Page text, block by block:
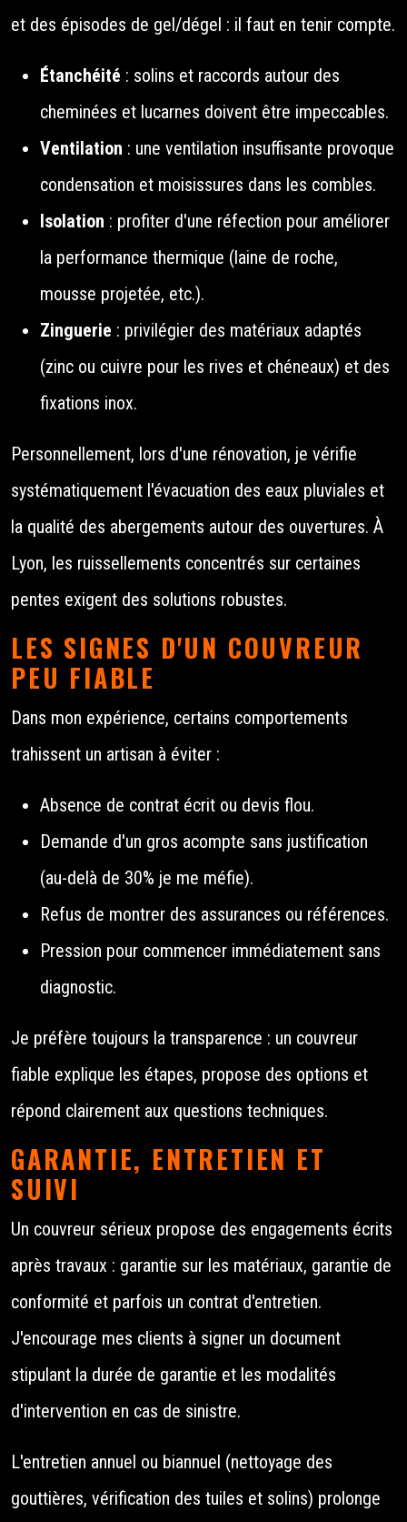
et des épisodes de gel/dégel : il faut en tenir compte.
Étanchéité : solins et raccords autour des
cheminées et lucarnes doivent être impeccables.
Ventilation : une ventilation insuffisante provoque
condensation et moisissures dans les combles.
Isolation : profiter d'une réfection pour améliorer
la performance thermique (laine de roche,
mousse projetée, etc.).
Zinguerie : privilégier des matériaux adaptés
(zinc ou cuivre pour les rives et chéneaux) et des
fixations inox.
Personnellement, lors d'une rénovation, je vérifie
systématiquement l'évacuation des eaux pluviales et
la qualité des abergements autour des ouvertures. À
Lyon, les ruissellements concentrés sur certaines
pentes exigent des solutions robustes.
LES SIGNES D'UN COUVREUR
PEU FIABLE
Dans mon expérience, certains comportements
trahissent un artisan à éviter :
Absence de contrat écrit ou devis flou.
Demande d'un gros acompte sans justification
(au-delà de 30% je me méfie).
Refus de montrer des assurances ou références.
Pression pour commencer immédiatement sans
diagnostic.
Je préfère toujours la transparence : un couvreur
fiable explique les étapes, propose des options et
répond clairement aux questions techniques.
GARANTIE, ENTRETIEN ET
SUIVI
Un couvreur sérieux propose des engagements écrits
après travaux : garantie sur les matériaux, garantie de
conformité et parfois un contrat d'entretien.
J'encourage mes clients à signer un document
stipulant la durée de garantie et les modalités
d'intervention en cas de sinistre.
L'entretien annuel ou biannuel (nettoyage des
gouttières, vérification des tuiles et solins) prolonge